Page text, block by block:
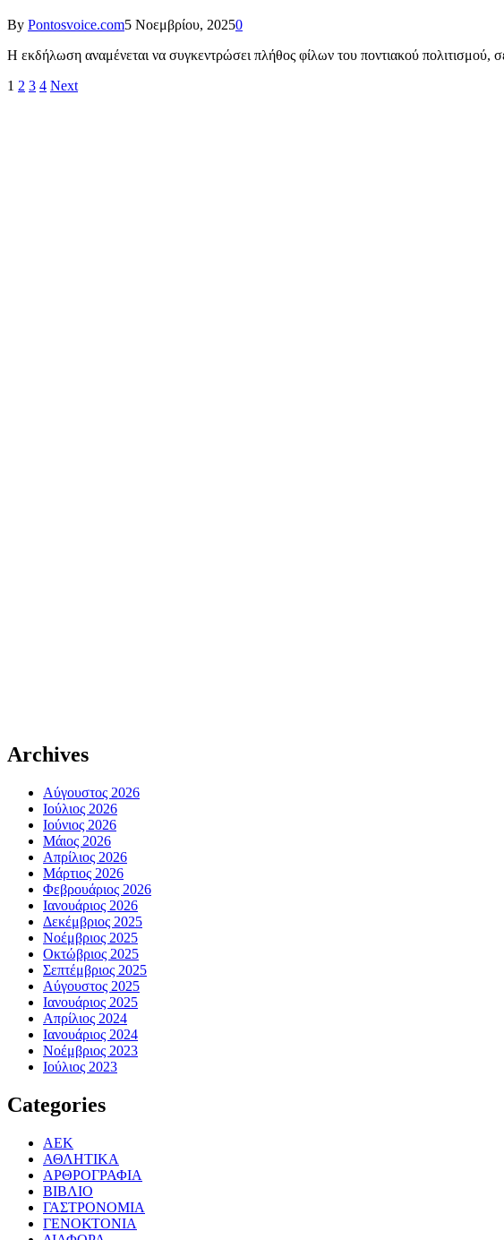
By Pontosvoice.com5 Νοεμβρίου, 20250
Η εκδήλωση αναμένεται να συγκεντρώσει πλήθος φίλων του ποντιακού πολιτισμού,
1 2 3 4 Next
Archives
Αύγουστος 2026
Ιούλιος 2026
Ιούνιος 2026
Μάιος 2026
Απρίλιος 2026
Μάρτιος 2026
Φεβρουάριος 2026
Ιανουάριος 2026
Δεκέμβριος 2025
Νοέμβριος 2025
Οκτώβριος 2025
Σεπτέμβριος 2025
Αύγουστος 2025
Ιανουάριος 2025
Απρίλιος 2024
Ιανουάριος 2024
Νοέμβριος 2023
Ιούλιος 2023
Categories
ΑΕΚ
ΑΘΛΗΤΙΚΑ
ΑΡΘΡΟΓΡΑΦΙΑ
ΒΙΒΛΙΟ
ΓΑΣΤΡΟΝΟΜΙΑ
ΓΕΝΟΚΤΟΝΙΑ